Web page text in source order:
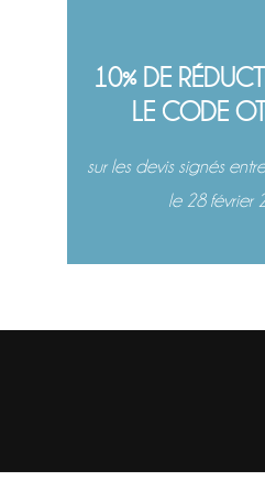
10% DE
LE CODE
sur les devis signés
le 28 février